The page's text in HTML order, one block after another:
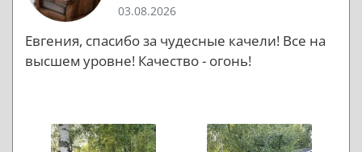
03.08.2026
Евгения, спасибо за чудесные качели! Все на
высшем уровне! Качество - огонь!